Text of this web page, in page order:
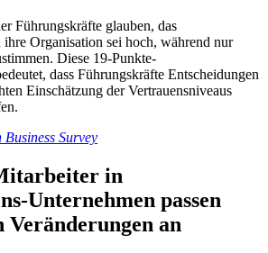
Führungskräfte glauben, das
Organisation sei hoch, während nur
Diese 19-Punkte-
dass Führungskräfte Entscheidungen
Einschätzung der Vertrauensniveaus
Survey
in
Unternehmen passen
Veränderungen an